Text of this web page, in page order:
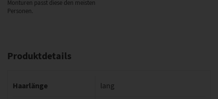
Monturen passt diese den meisten
Personen.
Produktdetails
Haarlänge lang